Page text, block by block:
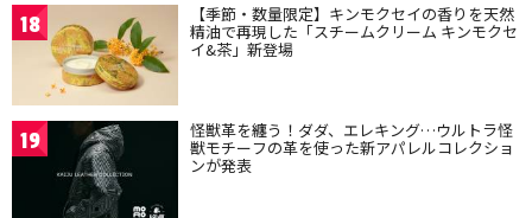
18 【季節・数量限定】キンモクセイの香りを天然
精油で再現した「スチームクリーム キンモクセ
イ&茶」新登場
19 怪獣革を纏う！ダダ、エレキング…ウルトラ怪
獣モチーフの革を使った新アパレルコレクショ
ンが発表